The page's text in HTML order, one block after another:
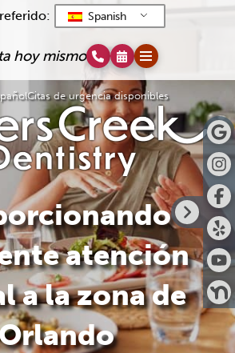
Spanish
hoy mismo
Citas de urgencia disponibles
atención
a la zona de